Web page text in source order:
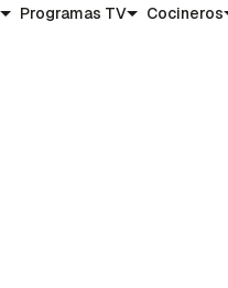
Programas TV Cocineros